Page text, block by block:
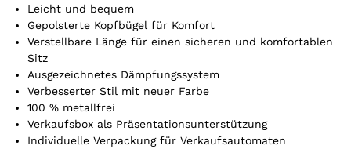
i
k
e
.
Y
o
u
Leicht und bequem
Gepolsterte Kopfbügel für Komfort
Verstellbare Länge für einen sicheren und komfortablen
Sitz
Ausgezeichnetes Dämpfungssystem
Verbesserter Stil mit neuer Farbe
100 % metallfrei
Verkaufsbox als Präsentationsunterstützung
Individuelle Verpackung für Verkaufsautomaten